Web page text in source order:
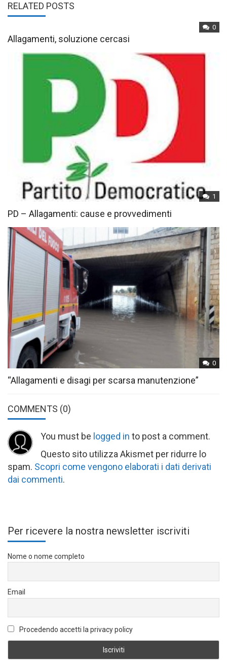
RELATED POSTS
0
Allagamenti, soluzione cercasi
1
PD – Allagamenti: cause e provvedimenti
0
“Allagamenti e disagi per scarsa manutenzione”
COMMENTS (0)
You must be logged in to post a comment.
Questo sito utilizza Akismet per ridurre lo
spam. Scopri come vengono elaborati i dati derivati
dai commenti.
Per ricevere la nostra newsletter iscriviti
Nome o nome completo
Email
Procedendo accetti la privacy policy